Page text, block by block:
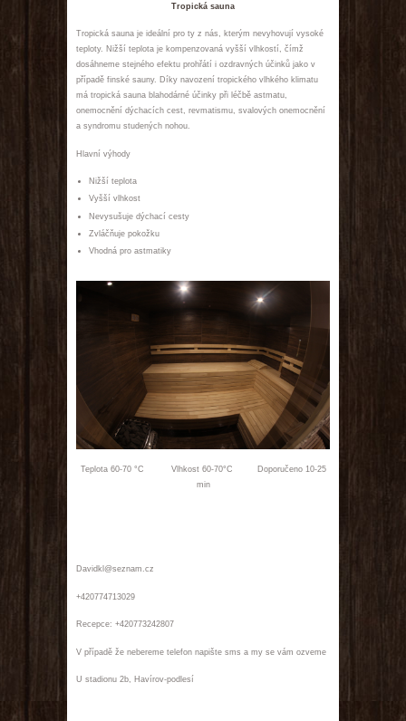
Tropická sauna
Tropická sauna je ideální pro ty z nás, kterým nevyhovují vysoké
teploty. Nižší teplota je kompenzovaná vyšší vlhkostí, čímž
dosáhneme stejného efektu prohřátí i ozdravných účinků jako v
případě finské sauny. Díky navození tropického vlhkého klimatu
má tropická sauna blahodárné účinky při léčbě astmatu,
onemocnění dýchacích cest, revmatismu, svalových onemocnění
a syndromu studených nohou.
Hlavní výhody
Nižší teplota
Vyšší vlhkost
Nevysušuje dýchací cesty
Zvláčňuje pokožku
Vhodná pro astmatiky
Teplota 60-70 °C Vlhkost 60-70°C Doporučeno 10-25
min
Davidkl@seznam.cz
+420774713029
Recepce: +420773242807
V případě že nebereme telefon napište sms a my se vám ozveme
U stadionu 2b, Havírov-podlesí